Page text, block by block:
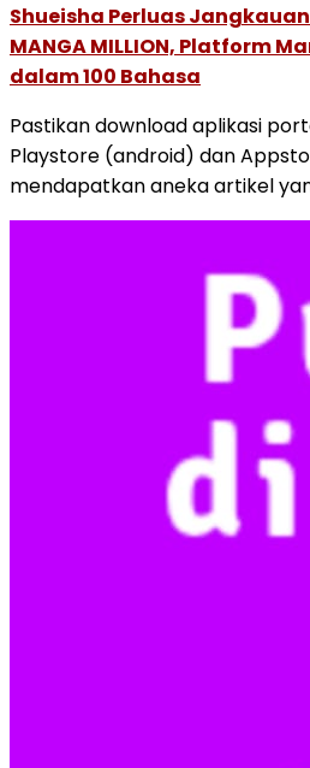
Shueisha Perluas
MANGA MILLION, Platform
dalam 100 Bahasa
Pastikan download aplikasi
Playstore (android) dan
mendapatkan aneka artikel